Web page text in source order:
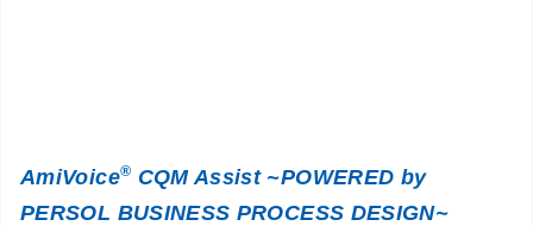
AmiVoice® CQM Assist ~POWERED by
PERSOL BUSINESS PROCESS DESIGN~